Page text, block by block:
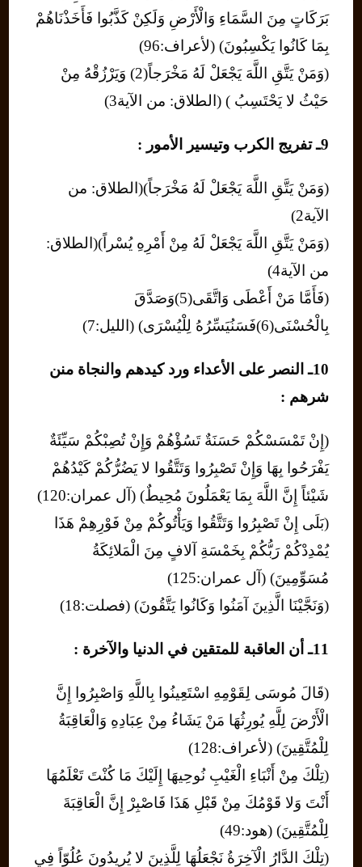
بَرَكَاتٍ مِنَ السَّمَاءِ وَالْأَرْضِ وَلَكِنْ كَذَّبُوا فَأَخَذْنَاهُمْ
بِمَا كَانُوا يَكْسِبُونَ) (لأعراف:96)
(وَمَنْ يَتَّقِ اللَّهَ يَجْعَلْ لَهُ مَخْرَجاً(2) وَيَرْزُقْهُ مِنْ
حَيْثُ لا يَحْتَسِبُ ) (الطلاق: من الآية3)
9ـ تفريج الكرب وتيسير الأمور :
(وَمَنْ يَتَّقِ اللَّهَ يَجْعَلْ لَهُ مَخْرَجاً)(الطلاق: من
الآية2)
(وَمَنْ يَتَّقِ اللَّهَ يَجْعَلْ لَهُ مِنْ أَمْرِهِ يُسْراً)(الطلاق:
من الآية4)
(فَأَمَّا مَنْ أَعْطَى وَاتَّقَى(5)وَصَدَّقَ
بِالْحُسْنَى(6)فَسَنُيَسِّرُهُ لِلْيُسْرَى) (الليل:7)
10ـ النصر على الأعداء ورد كيدهم والنجاة منن
شرهم :
(إِنْ تَمْسَسْكُمْ حَسَنَةٌ تَسُؤْهُمْ وَإِنْ تُصِبْكُمْ سَيِّئَةٌ
يَفْرَحُوا بِهَا وَإِنْ تَصْبِرُوا وَتَتَّقُوا لا يَضُرُّكُمْ كَيْدُهُمْ
شَيْئاً إِنَّ اللَّهَ بِمَا يَعْمَلُونَ مُحِيطٌ) (آل عمران:120)
(بَلَى إِنْ تَصْبِرُوا وَتَتَّقُوا وَيَأْتُوكُمْ مِنْ فَوْرِهِمْ هَذَا
يُمْدِدْكُمْ رَبُّكُمْ بِخَمْسَةِ آلافٍ مِنَ الْمَلائِكَةُ
مُسَوِّمِينَ) (آل عمران:125)
(وَنَجَّيْنَا الَّذِينَ آمَنُوا وَكَانُوا يَتَّقُونَ) (فصلت:18)
11ـ أن العاقبة للمتقين في الدنيا والآخرة :
(قَالَ مُوسَى لِقَوْمِهِ اسْتَعِينُوا بِاللَّهِ وَاصْبِرُوا إِنَّ
الْأَرْضَ لِلَّهِ يُورِثُهَا مَنْ يَشَاءُ مِنْ عِبَادِهِ وَالْعَاقِبَةُ
لِلْمُتَّقِينَ) (لأعراف:128)
(تِلْكَ مِنْ أَنْبَاءِ الْغَيْبِ نُوحِيهَا إِلَيْكَ مَا كُنْتَ تَعْلَمُهَا
أَنْتَ وَلا قَوْمُكَ مِنْ قَبْلِ هَذَا فَاصْبِرْ إِنَّ الْعَاقِبَةَ
لِلْمُتَّقِينَ) (هود:49)
(تِلْكَ الدَّارُ الْآخِرَةُ نَجْعَلُهَا لِلَّذِينَ لا يُرِيدُونَ عُلُوّاً فِي